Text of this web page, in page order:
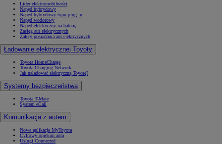
Lider elektromobilności
Napęd hybrydowy
Napęd hybrydowy typu plug-in
Napęd wodorowy
Napęd elektryczny na baterię
Zasięg aut elektrycznych
Zalety posiadania aut elektrycznych
Ładowanie elektrycznej Toyoty
Toyota HomeCharge
Toyota Charging Network
Jak naładować elektryczną Toyotę?
Systemy bezpieczeństwa
Toyota T-Mate
System eCall
Komunikacja z autem
Nowa aplikacja MyToyota
Cyfrowy opiekun auta
Usługi Connected